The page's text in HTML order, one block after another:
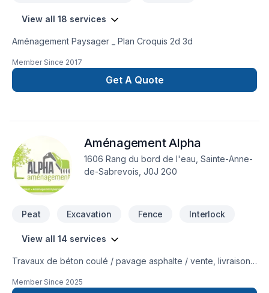
View all 18 services
Aménagement Paysager _ Plan Croquis 2d 3d
Member Since 2017
Get A Quote
Aménagement Alpha
1606 Rang du bord de l'eau, Sainte-Anne-
de-Sabrevois, J0J 2G0
Peat Excavation Fence Interlock
View all 14 services
Travaux de béton coulé / pavage asphalte / vente, livraison
excavation / transport de vrac / drain francais / nivellement /
Member Since 2025